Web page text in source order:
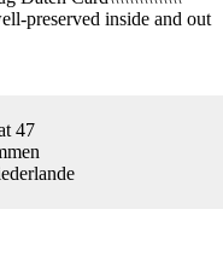
preserved inside and out
47